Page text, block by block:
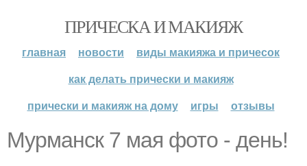
ПРИЧЕСКА И МАКИЯЖ
главная новости
виды макияжа и причесок
как делать прически и макияж
прически и макияж на дому
игры отзывы
Мурманск 7 мая фото - день!